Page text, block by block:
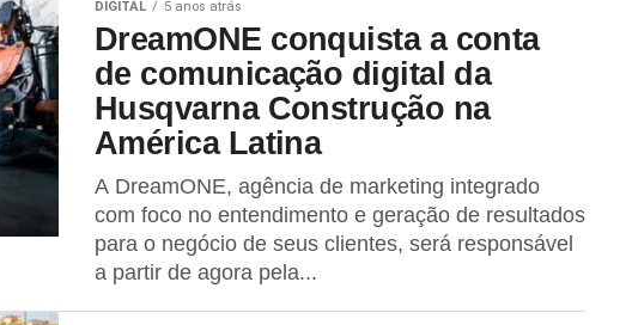
DIGITAL 5 anos atrás
DreamONE conquista a conta
de comunicação digital da
Husqvarna Construção na
América Latina
A DreamONE, agência de marketing integrado
com foco no entendimento e geração de resultados
para o negócio de seus clientes, será responsável
a partir de agora pela...